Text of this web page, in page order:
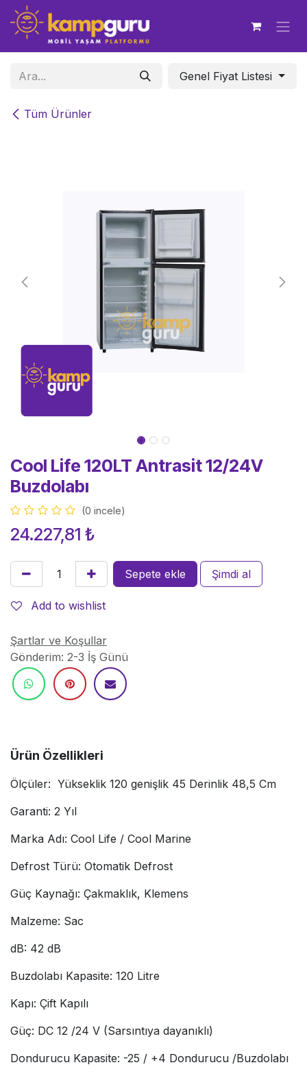
İçereği Atla
Tüm Ürünler
Genel Fiyat Listesi
Cool Life 120LT Antrasit 12/24V
Buzdolabı
(0 incele)
24.227,81 ₺
Sepete ekle Şimdi al
Add to wishlist
Şartlar ve Koşullar
Gönderim: 2-3 İş Günü
Ürün Özellikleri
Ölçüler: Yükseklik 120 genişlik 45 Derinlik 48,5 Cm
Garanti: 2 Yıl
Marka Adı: Cool Life / Cool Marine
Defrost Türü: Otomatik Defrost
Güç Kaynağı: Çakmaklık, Klemens
Malzeme: Sac
dB: 42 dB
Buzdolabı Kapasite: 120 Litre
Kapı: Çift Kapılı
Güç: DC 12 /24 V (Sarsıntıya dayanıklı)
Dondurucu Kapasite: -25 / +4 Dondurucu /Buzdolabı